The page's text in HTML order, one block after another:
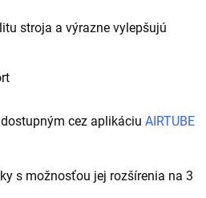
stroja a výrazne vylepšujú
cez aplikáciu AIRTUBE
s možnosťou jej rozšírenia na 3